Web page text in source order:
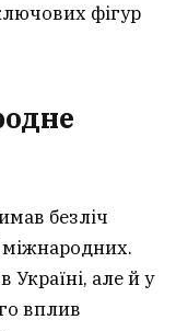
фігур
безліч
міжнародних.
Україні, але й у
вплив